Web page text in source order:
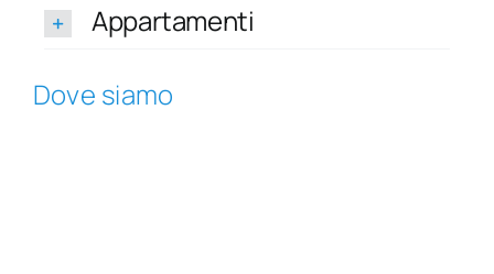
Appartamenti
Dove siamo